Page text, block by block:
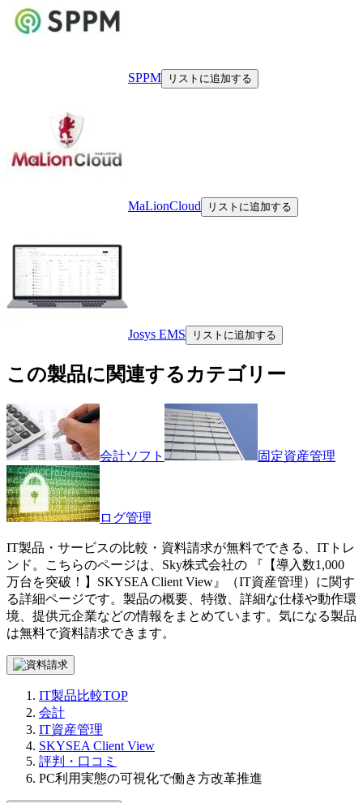
SPPM リストに追加する
MaLionCloud リストに追加する
Josys EMS リストに追加する
この製品に関連するカテゴリー
会計ソフト 固定資産管理
ログ管理
IT製品・サービスの比較・資料請求が無料でできる、ITトレ
ンド。こちらのページは、 Sky株式会社の 『 【導入数1,000
万台を突破！】 SKYSEA Client View 』（IT資産管理）に関す
る詳細ページです。製品の概要、特徴、詳細な仕様や動作環
境、提供元企業などの情報をまとめています。気になる製品
は無料で資料請求できます。
IT製品比較TOP
会計
IT資産管理
SKYSEA Client View
評判・口コミ
PC利用実態の可視化で働き方改革推進